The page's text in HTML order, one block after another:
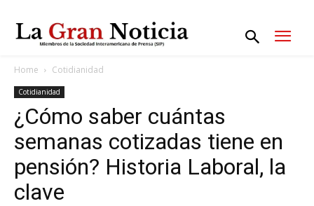
Home Cotidianidad
Cotidianidad
¿Cómo saber cuántas
semanas cotizadas tiene en
pensión? Historia Laboral, la
clave